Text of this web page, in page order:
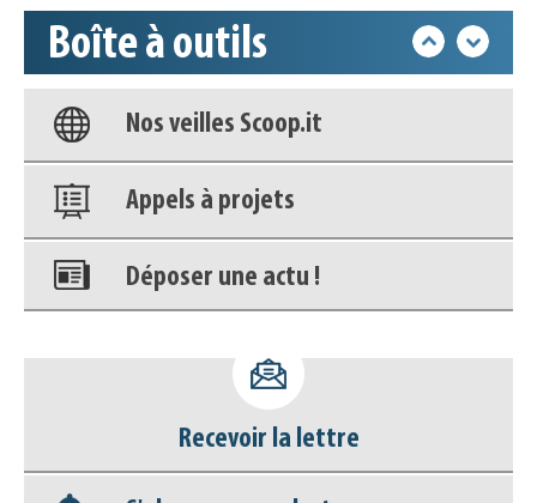
Boîte à outils
Base documentaire
Nos veilles Scoop.it
Appels à projets
Déposer une actu !
Accéder à son compte - (Se
Base documentaire
Nos veilles Scoop.it